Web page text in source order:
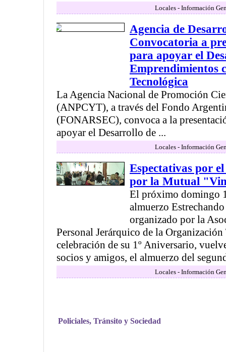
Locales - Información
Agencia de
Convocatoria a
para apoyar el
Emprendimientos
Tecnológica
La Agencia Nacional de Promoción
(ANPCYT), a través del Fondo
(FONARSEC), convoca a la
apoyar el Desarrollo de ...
Locales - Información
Espectativas por
por la Mutual
El próximo domingo
almuerzo
organizado por la
Personal Jerárquico de la
celebración de su 1º Aniversario,
socios y amigos, el almuerzo del
Locales - Información
Policiales, Tránsito y Sociedad